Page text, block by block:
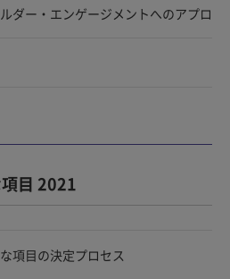
ダー・エンゲージメントへのアプロー
目 2021
項目の決定プロセス